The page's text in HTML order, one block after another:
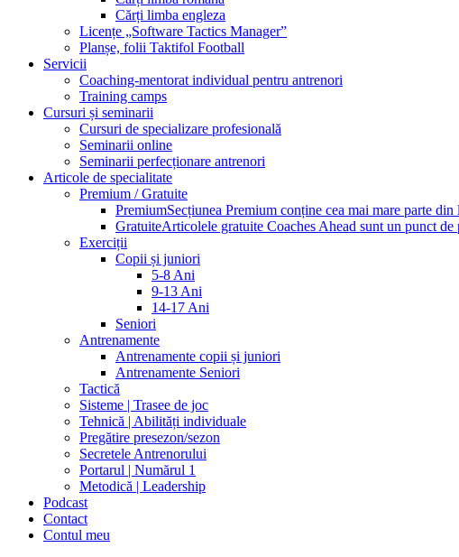
Cărți limba engleza
Licențe „Software Tactics Manager”
Planșe, folii Taktifol Football
Servicii
Coaching-mentorat individual pentru antrenori
Training camps
Cursuri și seminarii
Cursuri de specializare profesională
Seminarii online
Seminarii perfecționare antrenori
Articole de specialitate
Premium / Gratuite
PremiumSecțiunea Premium conține cea mai mare parte
GratuiteArticolele gratuite Coaches Ahead sunt un punct
Exerciții
Copii și juniori
5-8 Ani
9-13 Ani
14-17 Ani
Seniori
Antrenamente
Antrenamente copii și juniori
Antrenamente Seniori
Tactică
Sisteme | Trasee de joc
Tehnică | Abilități individuale
Pregătire presezon/sezon
Secretele Antrenorului
Portarul | Numărul 1
Metodică | Leadership
Podcast
Contact
Contul meu